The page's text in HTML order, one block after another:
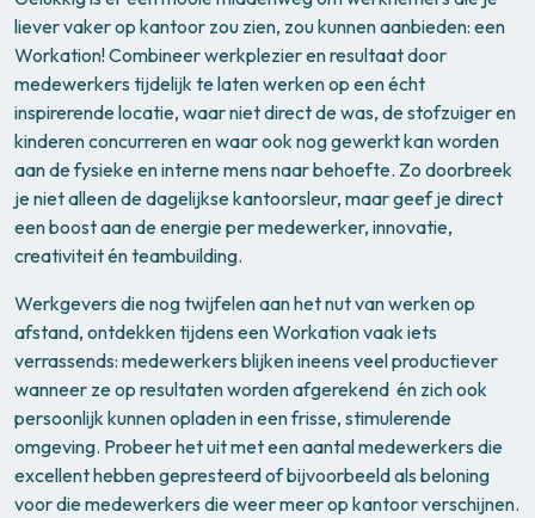
liever vaker op kantoor zou zien, zou kunnen aanbieden: een
Workation! Combineer werkplezier en resultaat door
medewerkers tijdelijk te laten werken op een écht
inspirerende locatie, waar niet direct de was, de stofzuiger en
kinderen concurreren en waar ook nog gewerkt kan worden
aan de fysieke en interne mens naar behoefte. Zo doorbreek
je niet alleen de dagelijkse kantoorsleur, maar geef je direct
een boost aan de energie per medewerker, innovatie,
creativiteit én teambuilding.
Werkgevers die nog twijfelen aan het nut van werken op
afstand, ontdekken tijdens een Workation vaak iets
verrassends: medewerkers blijken ineens veel productiever
wanneer ze op resultaten worden afgerekend én zich ook
persoonlijk kunnen opladen in een frisse, stimulerende
omgeving. Probeer het uit met een aantal medewerkers die
excellent hebben gepresteerd of bijvoorbeeld als beloning
voor die medewerkers die weer meer op kantoor verschijnen.